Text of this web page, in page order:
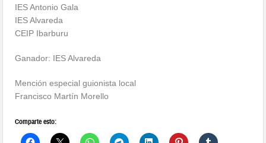
IES Antonio Gala
IES Alvareda
CEIP Ibarburu
Ganador: IES Alvareda
Mención especial guionista local
Francisco Martín Morello
Comparte esto: